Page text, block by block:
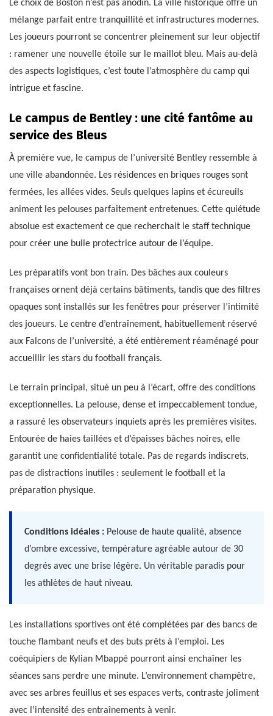
Le choix de Boston n’est pas anodin. La ville historique offre un
mélange parfait entre tranquillité et infrastructures modernes.
Les joueurs pourront se concentrer pleinement sur leur objectif
: ramener une nouvelle étoile sur le maillot bleu. Mais au-delà
des aspects logistiques, c’est toute l’atmosphère du camp qui
intrigue et fascine.
Le campus de Bentley : une cité fantôme au
service des Bleus
À première vue, le campus de l’université Bentley ressemble à
une ville abandonnée. Les résidences en briques rouges sont
fermées, les allées vides. Seuls quelques lapins et écureuils
animent les pelouses parfaitement entretenues. Cette quiétude
absolue est exactement ce que recherchait le staff technique
pour créer une bulle protectrice autour de l’équipe.
Les préparatifs vont bon train. Des bâches aux couleurs
françaises ornent déjà certains bâtiments, tandis que des filtres
opaques sont installés sur les fenêtres pour préserver l’intimité
des joueurs. Le centre d’entraînement, habituellement réservé
aux Falcons de l’université, a été entièrement réaménagé pour
accueillir les stars du football français.
Le terrain principal, situé un peu à l’écart, offre des conditions
exceptionnelles. La pelouse, dense et impeccablement tondue,
a rassuré les observateurs inquiets après les premières visites.
Entourée de haies taillées et d’épaisses bâches noires, elle
garantit une confidentialité totale. Pas de regards indiscrets,
pas de distractions inutiles : seulement le football et la
préparation physique.
Conditions idéales : Pelouse de haute qualité, absence
d’ombre excessive, température agréable autour de 30
degrés avec une brise légère. Un véritable paradis pour
les athlètes de haut niveau.
Les installations sportives ont été complétées par des bancs de
touche flambant neufs et des buts prêts à l’emploi. Les
coéquipiers de Kylian Mbappé pourront ainsi enchaîner les
séances sans perdre une minute. L’environnement champêtre,
avec ses arbres feuillus et ses espaces verts, contraste joliment
avec l’intensité des entraînements à venir.